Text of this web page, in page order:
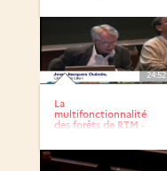
24:52
La
multifonctionnalité
des forêts de RTM -